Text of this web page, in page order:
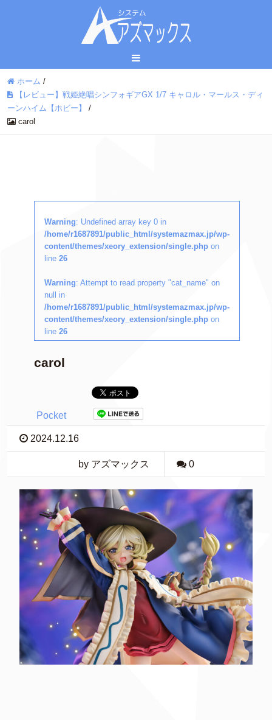
ホーム /
【レビュー】戦姫絶唱シンフォギアGX 1/7 キャロル・マールス・ディ
ーンハイム【ホビー】
/
carol
Warning: Undefined array key 0 in
/home/r1687891/public_html/systemazmax.jp/wp-
content/themes/xeory_extension/single.php on
line 26
Warning: Attempt to read property "cat_name" on
null in
/home/r1687891/public_html/systemazmax.jp/wp-
content/themes/xeory_extension/single.php on
line 26
carol
Pocket
2024.12.16
by アズマックス 0